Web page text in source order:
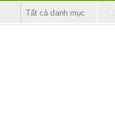
Tất cả danh mục